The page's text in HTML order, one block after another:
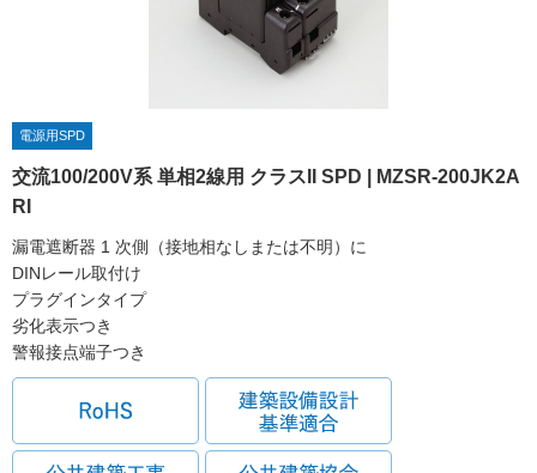
電源用SPD
交流100/200V系 単相2線用 クラスII SPD | MZSR-200JK2A
RI
漏電遮断器 1 次側（接地相なしまたは不明）に
DINレール取付け
プラグインタイプ
劣化表示つき
警報接点端子つき